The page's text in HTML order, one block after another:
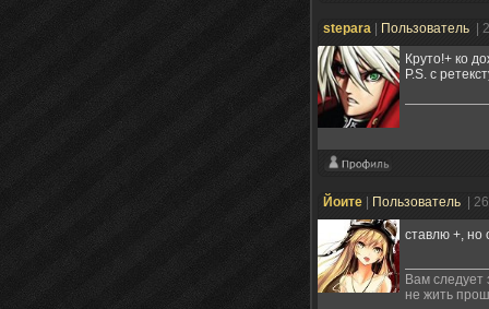
stepara Пользователь
|
Круто!+ ко
P.S. с
Йоите Пользователь |
ставлю +, но
Вам следует
не жить